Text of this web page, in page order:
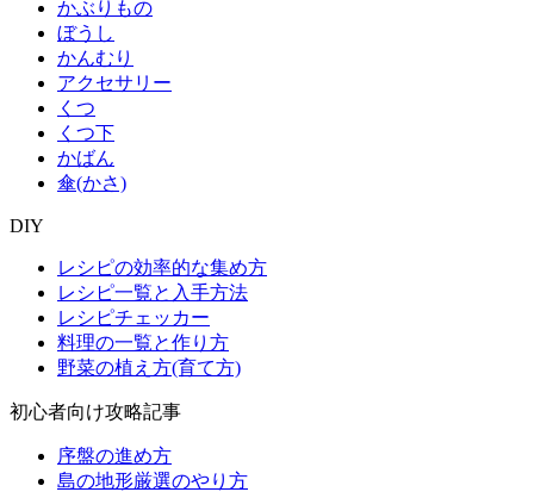
かぶりもの
ぼうし
かんむり
アクセサリー
くつ
くつ下
かばん
傘(かさ)
DIY
レシピの効率的な集め方
レシピ一覧と入手方法
レシピチェッカー
料理の一覧と作り方
野菜の植え方(育て方)
初心者向け攻略記事
序盤の進め方
島の地形厳選のやり方